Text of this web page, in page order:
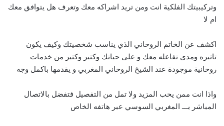
وتركيبيتك الفلكية انت ومن تريد اشراكه معك وتعرف هل يتوافق معك
ام لا
اكشف عن الخاتم الروحاني الذي يناسب شخصيتك وكيف يكون
تاثيره ومدى تفاعله معك و على حياتك وكثير وكثير من خدمات
روحانية موجودة عند الشيخ الروحاني المغربي و يقدمها باكمل وجه
واذا انت ممن يحب المزيد ولا تمل من التفصيل فتفضل بالاتصال
المباشر بـــ المغربي السوسي عبر هاتفه الخاص